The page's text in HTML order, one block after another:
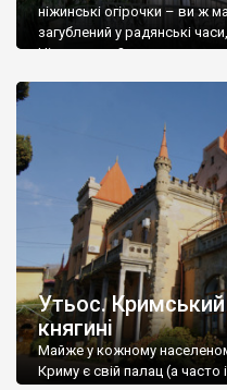
ніжинські огірочки – ви ж
загублений у радянські
Ніжин греки?
Утьос. Кримський
княгині
Майже у кожному
Криму є свій палац (а часто